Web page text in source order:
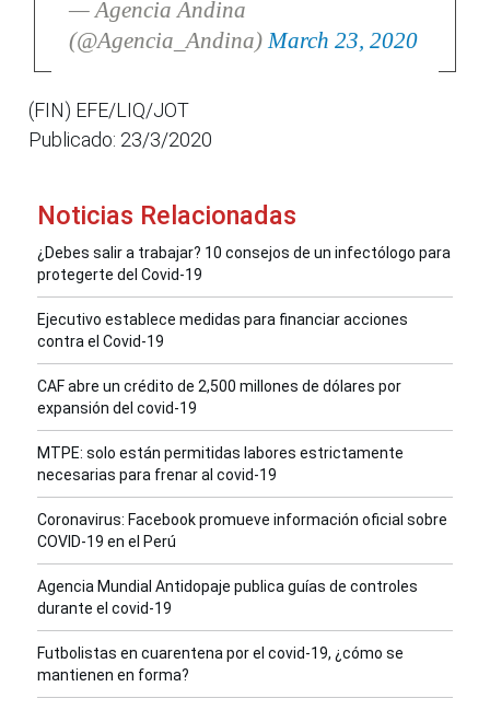
— Agencia Andina
(@Agencia_Andina) March 23, 2020
(FIN) EFE/LIQ/JOT
Publicado: 23/3/2020
Noticias Relacionadas
¿Debes salir a trabajar? 10 consejos de un infectólogo para
protegerte del Covid-19
Ejecutivo establece medidas para financiar acciones
contra el Covid-19
CAF abre un crédito de 2,500 millones de dólares por
expansión del covid-19
MTPE: solo están permitidas labores estrictamente
necesarias para frenar al covid-19
Coronavirus: Facebook promueve información oficial sobre
COVID-19 en el Perú
Agencia Mundial Antidopaje publica guías de controles
durante el covid-19
Futbolistas en cuarentena por el covid-19, ¿cómo se
mantienen en forma?